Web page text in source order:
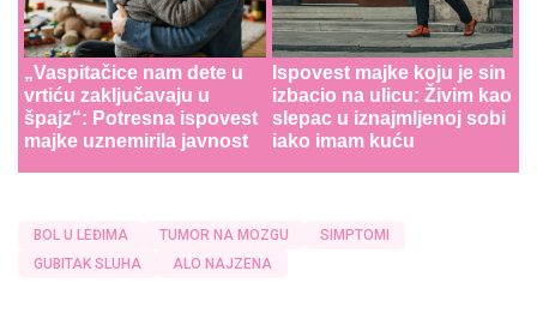
„Vaspitačice nam dete u
vrtiću zaključavaju u
špajz“: Potresna ispovest
majke uznemirila javnost
Ispovest majke koju je sin
izbacio na ulicu: Živim kao
slepac u iznajmljenoj sobi
iako imam kuću
BOL U LEĐIMA TUMOR NA MOZGU
SIMPTOMI
GUBITAK SLUHA
ALO NAJZENA